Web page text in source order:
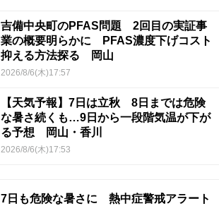
吉備中央町のPFAS問題 2回目の実証事
業の概要明らかに PFAS濃度下げコスト
抑える方法探る 岡山
2026/8/6(木)17:57
【天気予報】7日は立秋 8日までは危険
な暑さ続くも…9日から一段階気温が下が
る予想 岡山・香川
2026/8/6(木)17:53
7日も危険な暑さに 熱中症警戒アラート